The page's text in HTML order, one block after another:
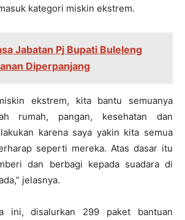
kategori miskin ekstrem.
Jabatan Pj Bupati Buleleng
Diperpanjang
ekstrem, kita bantu semuanya
rumah, pangan, kesehatan dan
karena saya yakin kita semua
seperti mereka. Atas dasar itu
dan berbagi kepada suadara di
jelasnya.
ini, disalurkan 299 paket bantuan